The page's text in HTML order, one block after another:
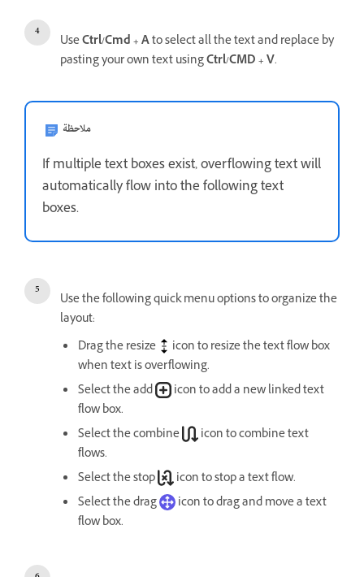
UseCtrl/Cmd + Ato select all the text and replace by
pasting your own text usingCtrl/CMD + V.
ملاحظة
If multiple text boxes exist, overflowing text will
automatically flow into the following text
boxes.
Use the following quick menu options to organize the
layout:
Drag the resize
icon to resize the text flow box
when text is overflowing.
Select the add
icon to add a new linked text
flow box.
Select the combine
icon to combine text
flows.
Select the stop
icon to stop a text flow.
Select the drag
icon to drag and move a text
flow box.